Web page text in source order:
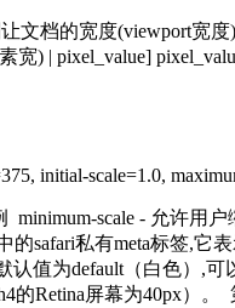
文档的宽度(viewport宽
宽) | pixel_value]
initial-scale=1.0,
minimum-scale - 允许用
的safari私有meta标签,
认值为default（白色）,
的Retina屏幕为40px）